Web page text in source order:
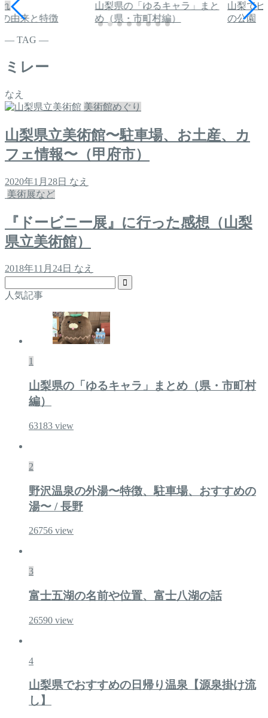
由来と特徴
山梨県の「ゆるキャラ」まと
め（県・市町村編）
山梨で
の公園
― TAG ―
ミレー
なえ
美術館めぐり
山梨県立美術館〜駐車場、お土産、カ
フェ情報〜（甲府市）
2020年1月28日 なえ
美術展など
『ドービニー展』に行った感想（山梨
県立美術館）
2018年11月24日 なえ
人気記事
1
山梨県の「ゆるキャラ」まとめ（県・市町村
編）
63183 view
2
野沢温泉の外湯〜特徴、駐車場、おすすめの
湯〜 / 長野
26756 view
3
富士五湖の名前や位置、富士八湖の話
26590 view
4
山梨県でおすすめの日帰り温泉【源泉掛け流
し】